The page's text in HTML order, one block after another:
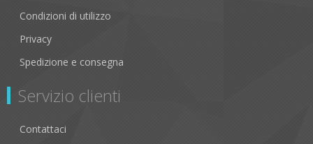
Condizioni di utilizzo
Privacy
Spedizione e consegna
Servizio clienti
Contattaci